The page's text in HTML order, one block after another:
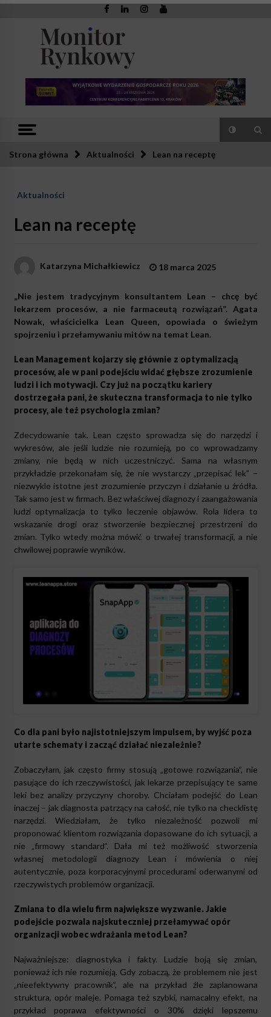
Skip
Monitor
Rynkowy
Strona główna Aktualności Lean na receptę
Aktualności
Lean na receptę
Katarzyna Michałkiewicz 18 marca 2025
„Nie jestem tradycyjnym konsultantem Lean – chcę być
lekarzem procesów, a nie farmaceutą rozwiązań”. Agata
Nowak, właścicielka Lean Queen, opowiada o świeżym
spojrzeniu i przełamywaniu mitów na temat Lean.
Lean Management kojarzy się głównie z optymalizacją
procesów, ale w pani podejściu widać głębsze zrozumienie
ludzi i ich motywacji. Czy już na początku kariery
dostrzegała pani, że skuteczna transformacja to nie tylko
procesy, ale też psychologia zmian?
Zdecydowanie tak. Lean często sprowadza się do narzędzi i
wykresów, ale jeśli ludzie nie rozumieją, po co wprowadzamy
zmiany, nie będą w nich uczestniczyć. Sama na własnym
przykładzie przekonałam się, że nie wystarczy „przepisać lek” –
niezwykle istotne jest zrozumienie przyczyn i działanie u źródła.
Tak samo jest w firmach. Bez właściwej diagnozy i zaangażowania
ludzi optymalizacja to tylko leczenie objawów. Rola lidera to
wskazanie drogi oraz stworzenie bezpiecznej przestrzeni do
zmian. Tylko wtedy można mówić o trwałej transformacji, a nie
chwilowej poprawie wyników.
Co dla pani było najistotniejszym impulsem, by wyjść poza
utarte schematy i zacząć działać niezależnie?
Zobaczyłam, jak często firmy stosują „gotowe rozwiązania”, nie
pasujące do ich rzeczywistości, jak lekarze przepisujący te same
leki bez analizy przyczyny choroby. Chciałam podejść do Lean
inaczej – jak diagnosta patrzący na całość, nie tylko na checklistę
narzędzi. Wiedziałam, że tylko niezależność pozwoli mi
proponować klientom rozwiązania dopasowane do ich sytuacji, a
nie „firmowy standard”. Dała mi też możliwość stworzenia
własnej metodologii diagnozy Lean i mówienia o niej
autentycznie, poza korporacyjnymi procedurami oderwanymi od
rzeczywistych problemów organizacji.
Zmiana to dla wielu firm największe wyzwanie. Jakie
podejście pozwala najskuteczniej przełamywać opór
organizacji wobec wdrażania metod Lean?
Najważniejsze: diagnostyka i fakty. Ludzie boją się zmian,
ponieważ ich nie rozumieją. Gdy zobaczą, że problemem nie jest
„nieefektywny pracownik”, ale na przykład źle zaplanowana
struktura, opór maleje. Pomaga też szybki, namacalny efekt, na
przykład poprawa efektywności o 30% dzięki lepszemu